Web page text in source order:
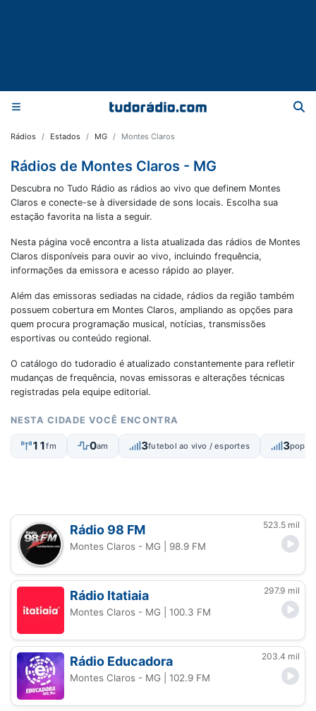
Rádios Estados MG Montes Claros
Rádios de Montes Claros - MG
Descubra no Tudo Rádio as rádios ao vivo que definem Montes
Claros e conecte-se à diversidade de sons locais. Escolha sua
estação favorita na lista a seguir.
Nesta página você encontra a lista atualizada das rádios de Montes
Claros disponíveis para ouvir ao vivo, incluindo frequência,
informações da emissora e acesso rápido ao player.
Além das emissoras sediadas na cidade, rádios da região também
possuem cobertura em Montes Claros, ampliando as opções para
quem procura programação musical, notícias, transmissões
esportivas ou conteúdo regional.
O catálogo do tudoradio é atualizado constantemente para refletir
mudanças de frequência, novas emissoras e alterações técnicas
registradas pela equipe editorial.
NESTA CIDADE VOCÊ ENCONTRA
11fm 0am 3futebol ao vivo / esportes 3
Rádio 98 FM 523.5 mil
Montes Claros - MG | 98.9 FM
Rádio Itatiaia 297.9 mil
Montes Claros - MG | 100.3 FM
Rádio Educadora 203.4 mil
Montes Claros - MG | 102.9 FM